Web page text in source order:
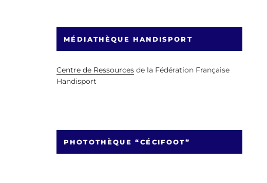
MÉDIATHÈQUE HANDISPORT
Centre de Ressources de la Fédération Française
Handisport
PHOTOTHÈQUE “CÉCIFOOT”